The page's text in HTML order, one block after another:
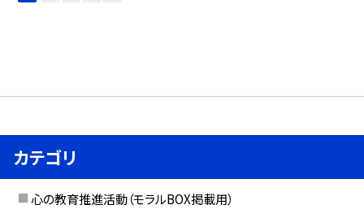
カテゴリ
心の教育推進活動（モラルBOX掲載用）